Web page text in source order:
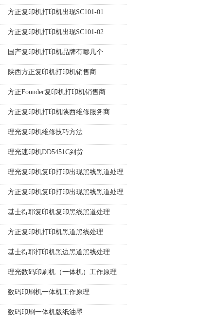
方正复印机打印机出现SC101-01
方正复印机打印机出现SC101-02
国产复印机打印机品牌有哪几个
陕西方正复印机打印机销售商
方正Founder复印机打印机销售商
方正复印机打印机陕西维修服务商
理光复印机维修技巧方法
理光速印机DD5451C到货
理光复印机复印打印出现黑线黑道处理
方正复印机复印打印出现黑线黑道处理
基士得耶复印机复印黑线黑道处理
方正复印机打印机黑道黑线处理
基士得耶打印机黑边黑道黑线处理
理光数码印刷机（一体机）工作原理
数码印刷机一体机工作原理
数码印刷一体机版纸油墨